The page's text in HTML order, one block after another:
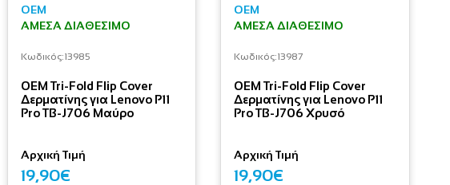
OEM
ΆΜΕΣΑ ΔΙΑΘΈΣΙΜΟ
Κωδικός:13985
OEM Tri-Fold Flip Cover
Δερματίνης για Lenovo P11
Pro TB-J706 Μαύρο
Αρχική Τιμή
19,90€
OEM
ΆΜΕΣΑ ΔΙΑΘΈΣΙΜΟ
Κωδικός:13987
OEM Tri-Fold Flip Cover
Δερματίνης για Lenovo P11
Pro TB-J706 Χρυσό
Αρχική Τιμή
19,90€